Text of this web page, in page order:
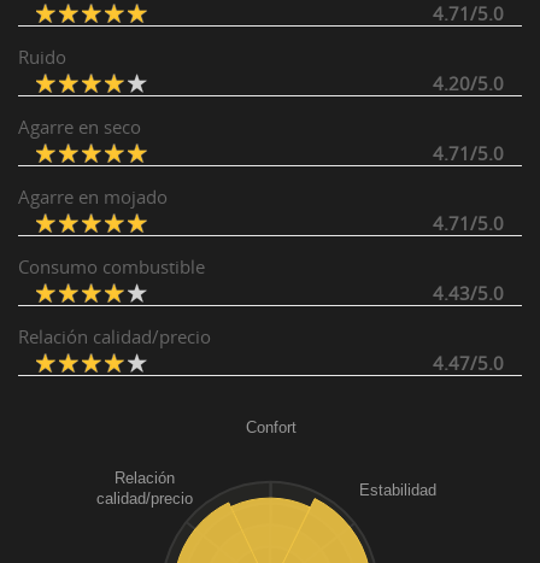
4.71/5.0
Ruido
4.20/5.0
Agarre en seco
4.71/5.0
Agarre en mojado
4.71/5.0
Consumo combustible
4.43/5.0
Relación calidad/precio
4.47/5.0
Confort
Estabilidad
Relación
calidad/precio